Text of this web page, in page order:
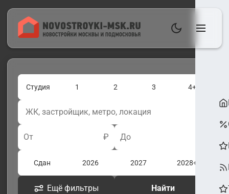
Студия 1 2 3 4+
От ₽ До
Сдан 2026 2027 2028+
Ещё фильтры Найти